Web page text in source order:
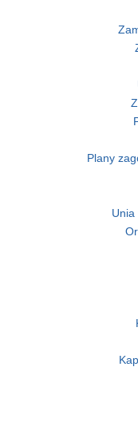
Plany
Unia